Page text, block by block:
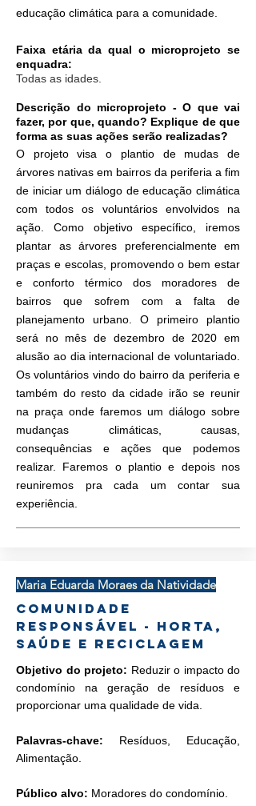
educação climática para a comunidade.
Faixa etária da qual o microprojeto se
enquadra:
Todas as idades.
Descrição do microprojeto - O que vai
fazer, por que, quando? Explique de que
forma as suas ações serão realizadas?
O projeto visa o plantio de mudas de
árvores nativas em bairros da periferia a fim
de iniciar um diálogo de educação climática
com todos os voluntários envolvidos na
ação. Como objetivo específico, iremos
plantar as árvores preferencialmente em
praças e escolas, promovendo o bem estar
e conforto térmico dos moradores de
bairros que sofrem com a falta de
planejamento urbano. O primeiro plantio
será no mês de dezembro de 2020 em
alusão ao dia internacional de voluntariado.
Os voluntários vindo do bairro da periferia e
também do resto da cidade irão se reunir
na praça onde faremos um diálogo sobre
mudanças climáticas, causas,
consequências e ações que podemos
realizar. Faremos o plantio e depois nos
reuniremos pra cada um contar sua
experiência.
Maria Eduarda Moraes da Natividade
Comunidade
responsável - Horta,
Saúde e Reciclagem
Objetivo do projeto: Reduzir o impacto do
condomínio na geração de resíduos e
proporcionar uma qualidade de vida.
Palavras-chave: Resíduos, Educação,
Alimentação.
Público alvo: Moradores do condomínio.